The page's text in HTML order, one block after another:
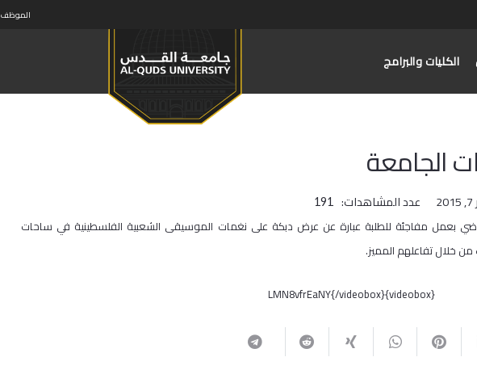
الموظف
الكليات والبرامج
الجامعة
عدد المشاهدات: 191
بعمل مفاجئة للطلبة عبارة عن عرض دبكة على نغمات الموسيقى الشعبية الفلسطينية في ساحات
من خلال تفاعلهم المميز.
{videobox}LMN8vfrEaNY{/videobox}